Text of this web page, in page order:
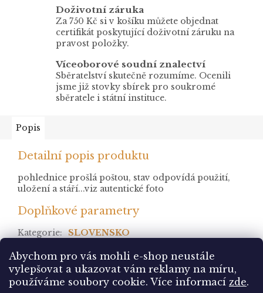
Abychom pro vás mohli e-shop neustále
vylepšovat a ukazovat vám reklamy na míru,
používáme soubory cookie. Více informací zde.
Doživotní záruka
Za 750 Kč si v košíku můžete objednat
certifikát poskytující doživotní záruku na
pravost položky.
Víceoborové soudní znalectví
Sběratelství skutečně rozumíme. Ocenili
jsme již stovky sbírek pro soukromé
sběratele i státní instituce.
Popis
Detailní popis produktu
pohlednice prošlá poštou, stav odpovídá použití,
uložení a stáří...viz autentické foto
Doplňkové parametry
Kategorie: SLOVENSKO